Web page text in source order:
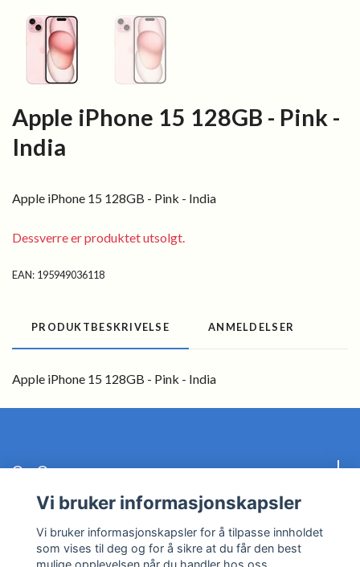
Apple iPhone 15 128GB - Pink -
India
Apple iPhone 15 128GB - Pink - India
Dessverre er produktet utsolgt.
EAN: 195949036118
PRODUKTBESKRIVELSE ANMELDELSER
Apple iPhone 15 128GB - Pink - India
Om Oss
Les mer
Vi bruker informasjonskapsler
Vi bruker informasjonskapsler for å tilpasse innholdet
som vises til deg og for å sikre at du får den best
mulige opplevelsen når du handler hos oss.